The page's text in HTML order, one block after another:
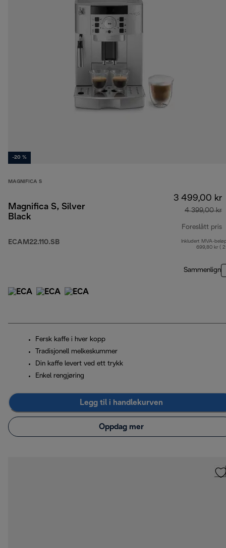
-20 %
MAGNIFICA S
Magnifica S, Silver
Black
ECAM22.110.SB
3 499,00 kr
4 399,00 kr
Foreslått pris
Inkludert MVA-
699,80 kr (
Sammenlign
Fersk kaffe i hver kopp
Tradisjonell melkeskummer
Din kaffe levert ved ett trykk
Enkel rengjøring
Legg til i handlekurven
Oppdag mer